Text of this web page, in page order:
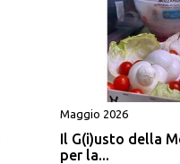
Maggio 2026
Il G(i)usto della
per la...